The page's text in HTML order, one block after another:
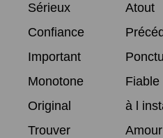
Sérieux
Atout
Confiance
Important
Monotone
Fiable
Original
à l
Trouver
Amour